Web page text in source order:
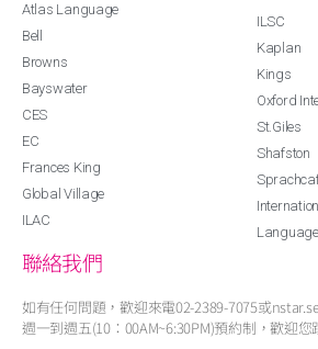
Atlas Language
Bell
Browns
Bayswater
CES
EC
Frances King
Global Village
ILAC
ILSC
Kaplan
Kings
Oxford
St.Giles
Shafston
聯絡我們
如有任何問題，歡迎來電02-2389-7075或
週一到週五(10：00AM~6:30PM)預約制，歡迎